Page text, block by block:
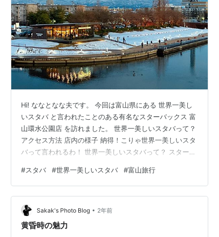
Hi! ななとなな夫です。 今回は富山県にある 世界一美し
いスタバ と言われたことのある有名なスターバックス 富
山環水公園店 を訪れました。 世界一美しいスタバって？
アクセス方法 店内の様子 納得！こりゃ世界一美しいスタ
バって言われるわ！ 世界一美しいスタバって？ スターバ
2008年に最優秀賞を受賞したことから「世界一美しいス
タバ」と言われたようです。 2008年のことなので17年
も前の話ではあるのですが、未だに人気店で海外からの
訪問客も多いようです。 アクセス方法 住所：930-0805
富山県富山市湊入船町5 富山富岩運河環水公園 営業時…
#スタバ #世界一美しいスタバ #富山旅行
Sakak's Photo Blog • 2年前
黄昏時の魅力